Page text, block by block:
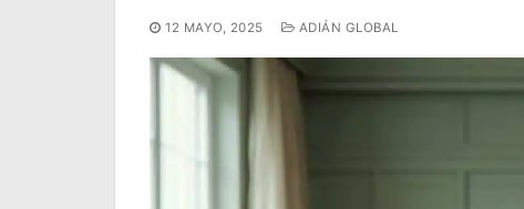
12 MAYO, 2025 ADIÁN GLOBAL